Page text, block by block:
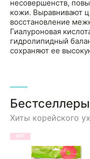
несовершенств,
кожи. Выравнивают
восстановление
Гиалуроновая
гидролипидный
сохраняют ее
Бестселлеры
Хиты корейского
HIT